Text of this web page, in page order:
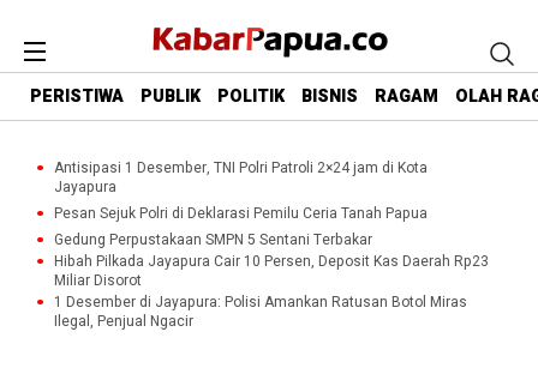
PERISTIWA PUBLIK POLITIK BISNIS RAGAM OLAH
Antisipasi 1 Desember, TNI Polri Patroli 2×24 jam di Kota
Jayapura
Pesan Sejuk Polri di Deklarasi Pemilu Ceria Tanah Papua
Gedung Perpustakaan SMPN 5 Sentani Terbakar
Hibah Pilkada Jayapura Cair 10 Persen, Deposit Kas Daerah Rp23
Miliar Disorot
1 Desember di Jayapura: Polisi Amankan Ratusan Botol Miras
Ilegal, Penjual Ngacir